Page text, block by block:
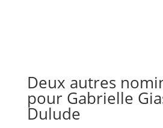
Deux autres
pour Gabrielle
Dulude